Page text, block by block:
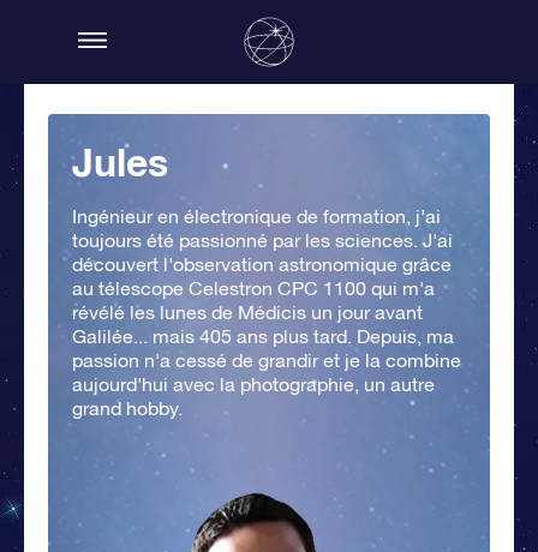
Jules
Ingénieur en électronique de formation, j’ai
toujours été passionné par les sciences. J'ai
découvert l'observation astronomique grâce
au télescope Celestron CPC 1100 qui m'a
révélé les lunes de Médicis un jour avant
Galilée... mais 405 ans plus tard. Depuis, ma
passion n'a cessé de grandir et je la combine
aujourd'hui avec la photographie, un autre
grand hobby.